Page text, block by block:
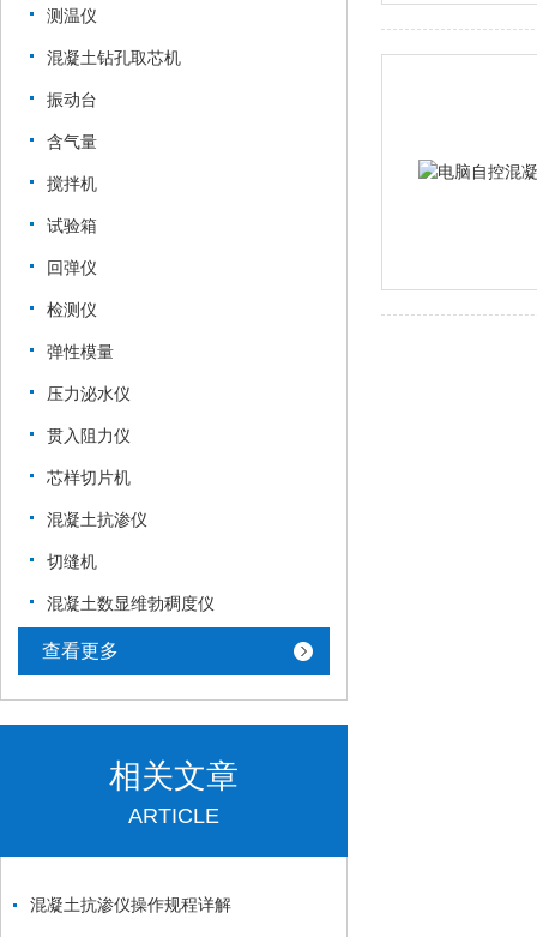
测温仪
混凝土钻孔取芯机
振动台
含气量
搅拌机
试验箱
回弹仪
检测仪
弹性模量
压力泌水仪
贯入阻力仪
芯样切片机
混凝土抗渗仪
切缝机
混凝土数显维勃稠度仪
查看更多
相关文章
ARTICLE
混凝土抗渗仪操作规程详解